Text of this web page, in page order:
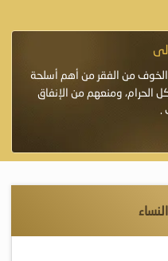
يعِدُكم الفقر﴾[البقرة:٢٦٨] الخوف من الفقر من أهم أسلحة
الحرام، ومنعهم من الإنفاق
.